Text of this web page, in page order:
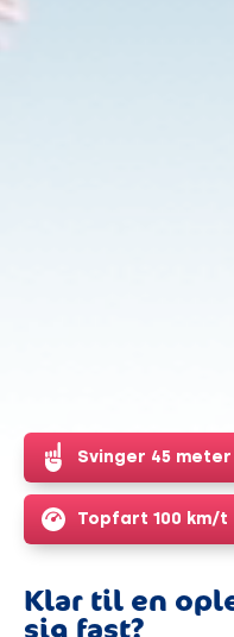
Svinger 45
Topfart 100 km/t
Klar til en
sig fast?